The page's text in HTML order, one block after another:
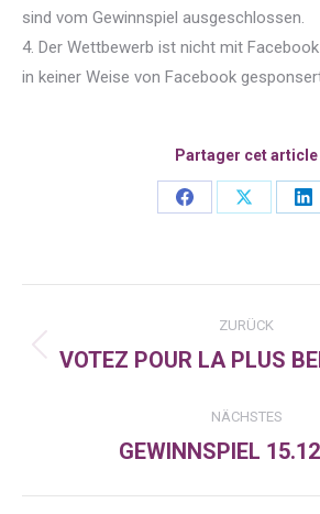
sind vom Gewinnspiel ausgeschlossen.
4. Der Wettbewerb ist nicht mit
in keiner Weise von Facebook
Partager cet article
Share
Share
ZURÜCK
Vorheriger
VOTEZ POUR LA PLUS
NÄCHSTES
Nächster
GEWINNSPIEL